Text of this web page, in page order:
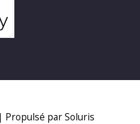
| Propulsé par Soluris